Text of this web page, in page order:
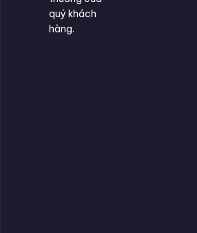
quý khách
hàng.